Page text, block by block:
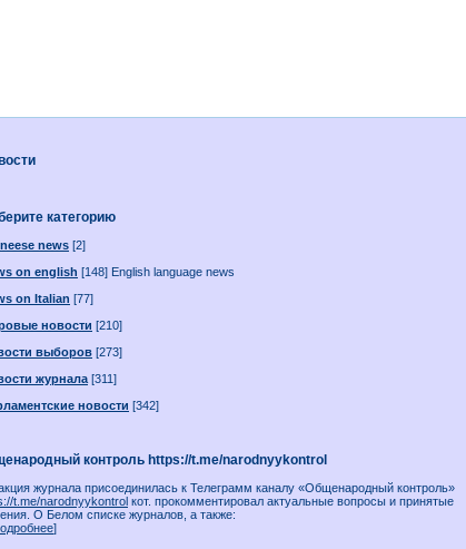
категорию
news [2]
on english [148] English language news
on Italian [77]
новости [210]
выборов [273]
журнала [311]
новости [342]
контроль https://t.me/narodnyykontrol
журнала присоединилась к Телеграмм каналу «Общенародный контроль»
t.me/narodnyykontrol кот. прокомментировал актуальные вопросы и принятые
О Белом списке журналов, а также:
]